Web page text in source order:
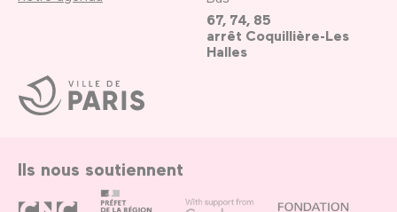
Ville
de
Paris
67, 74, 85
arrêt Coquillière-Les
Halles
Ils nous soutiennent